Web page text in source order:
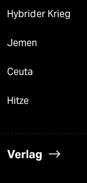
Hybrider Krieg
Jemen
Ceuta
Hitze
Verlag